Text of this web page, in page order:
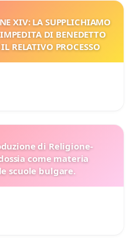
XIV: LA SUPPLICHIAMO
DI BENEDETTO
RELATIVO PROCESSO
di Religione-
come materia
scuole bulgare.